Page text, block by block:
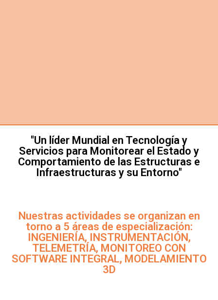
"Un líder Mundial en Tecnología y
Servicios para Monitorear el Estado y
Comportamiento de las Estructuras e
Infraestructuras y su Entorno"
Nuestras actividades se organizan en
torno a 5 áreas de especialización:
INGENIERÍA, INSTRUMENTACIÓN,
TELEMETRÍA, MONITOREO CON
SOFTWARE INTEGRAL, MODELAMIENTO
3D